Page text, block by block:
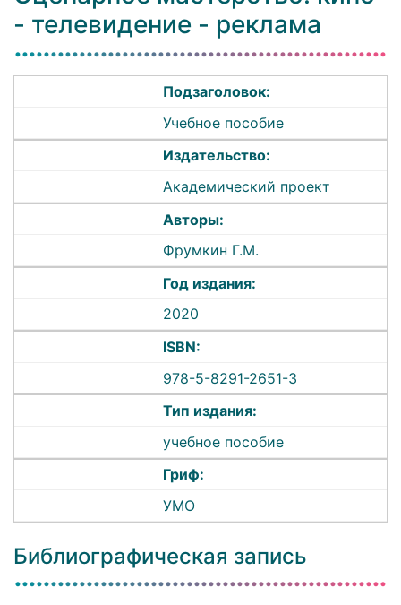
- телевидение - реклама
Подзаголовок:
Учебное пособие
Издательство:
Академический проект
Авторы:
Фрумкин Г.М.
Год издания:
2020
ISBN:
978-5-8291-2651-3
Тип издания:
учебное пособие
Гриф:
УМО
Библиографическая запись